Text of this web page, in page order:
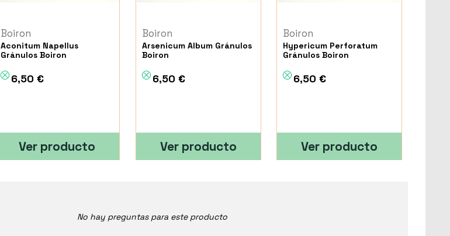
Boiron
Aconitum Napellus
Gránulos Boiron
6,50 €
Ver producto
Boiron
Arsenicum Album Gránulos
Boiron
6,50 €
Ver producto
Boiron
Hypericum Perforatum
Gránulos Boiron
6,50 €
Ver producto
No hay preguntas para este producto